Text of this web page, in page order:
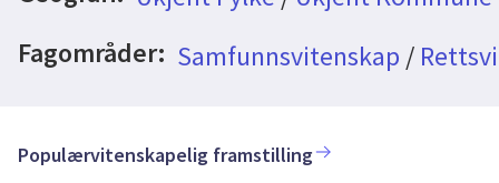
Fagområder: Samfunnsvitenskap /
Populærvitenskapelig framstilling